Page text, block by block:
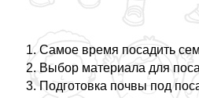
Самое время посадить
Выбор материала для
Подготовка почвы под